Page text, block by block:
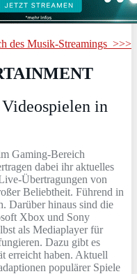
des Musik-Streamings >>>
in
Gaming-Bereich
dabei ihr aktuelles
Übertragungen von
Beliebtheit. Führend in
Darüber hinaus sind die
Xbox und Sony
als Mediaplayer für
Dazu gibt es
erreicht haben. Aktuell
populärer Spiele